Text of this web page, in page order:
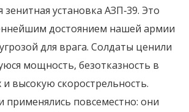
зенитная установка АЗП‑39. Это
достоянием нашей армии
для врага. Солдаты ценили
мощность, безотказность в
высокую скорострельность.
применялись повсеместно: они